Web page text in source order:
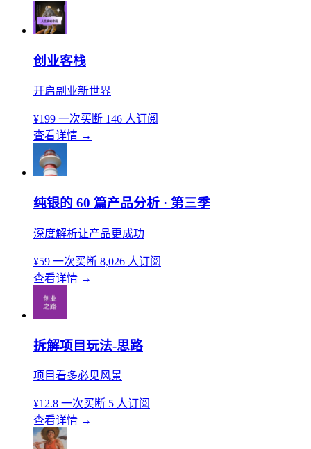
创业客栈
开启副业新世界
¥199 一次买断 146 人订阅
查看详情 →
纯银的 60 篇产品分析 · 第三季
深度解析让产品更成功
¥59 一次买断 8,026 人订阅
查看详情 →
拆解项目玩法-思路
项目看多必见风景
¥12.8 一次买断 5 人订阅
查看详情 →